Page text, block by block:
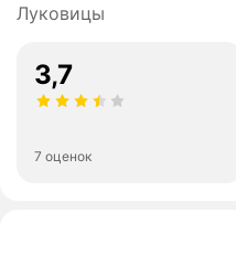
Луковицы
3,7
7 оценок